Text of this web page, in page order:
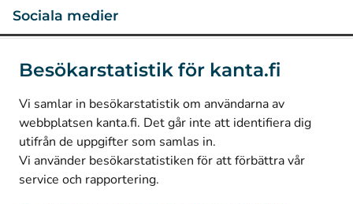
Besökarstatistik för kanta.fi
Vi samlar in besökarstatistik om användarna av
webbplatsen kanta.fi. Det går inte att identifiera dig
utifrån de uppgifter som samlas in.
Vi använder besökarstatistiken för att förbättra vår
service och rapportering.
Sociala medier
LinkedIn(Avautuu uuteen välilehteen)
Facebook
Avautuu uuteen välilehteen)
© Kanta-Palvelut, Kansaneläkelaitos
Dataskydd